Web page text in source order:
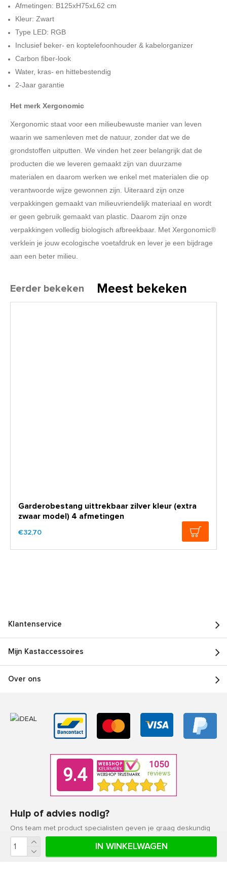
IN WINKELWAGEN
Afmetingen: B125xH75xL62 cm
Kleur: Zwart
Type LED: RGB
Inclusief beker- en koptelefoonhouder & kabelorganizer
Carbon fiber-look
Water, kras- en hittebestendig
2-Jaar garantie
Het merk Xergonomic
Xergonomic staat voor een milieubewuste manier van leven
waarin we samenleven met de natuur, zonder dat we de
grondstoffen uitputten. We vinden het zeer belangrijk dat de
producten die we leveren gemaakt zijn van duurzame
materialen en daarom werken we enkel met materialen die op
verantwoorde wijze gewonnen zijn. Uiteraard zijn onze
verpakkingen gemaakt van milieuvriendelijk materiaal en wordt
er geen gebruik gemaakt van plastic. Daarom zijn onze
verpakkingen volledig biologisch afbreekbaar. Met Xergonomic®
verklein je jouw ecologische voetafdruk en lever je een bijdrage
aan een beter milieu.
Eerder bekeken Meest bekeken
Garderobestang uittrekbaar zilver kleur (extra
zwaar model) 4 afmetingen
€32,70
Klantenservice
Mijn Kastaccessoires
Over ons
Hulp of advies nodig?
Ons team met product specialisten geven je graag deskundig
advies.